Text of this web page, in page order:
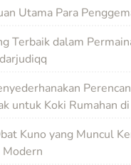
Utama Para
Terbaik dalam
untuk Koki Rumahan
Kuno yang Muncul
Modern